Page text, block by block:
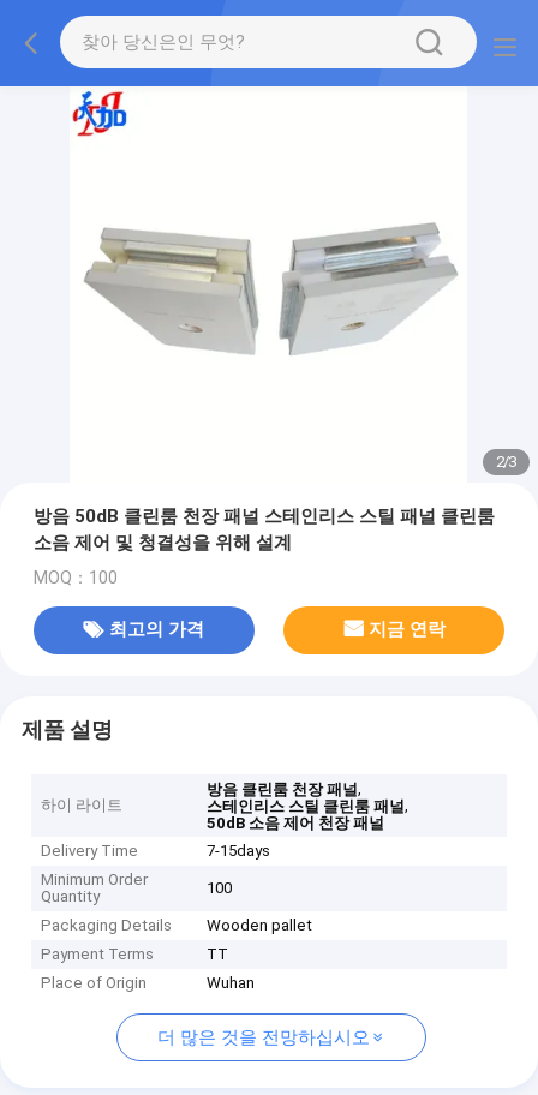
2/3
방음 50dB 클린룸 천장 패널 스테인리스 스틸 패널 클린룸
소음 제어 및 청결성을 위해 설계
MOQ：100
최고의 가격 지금 연락
제품 설명
하이 라이트
방음 클린룸 천장 패널,
스테인리스 스틸 클린룸 패널,
50dB 소음 제어 천장 패널
Delivery Time
7-15days
Minimum Order
Quantity
100
Packaging Details
Wooden pallet
Payment Terms
TT
Place of Origin
Wuhan
더 많은 것을 전망하십시오